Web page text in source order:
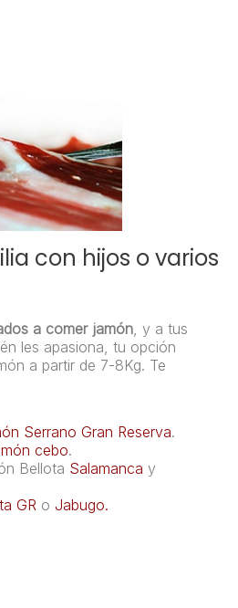
con hijos o varios
a comer jamón , y a tus
les apasiona, tu opción
a partir de 7-8Kg. Te
Serrano Gran Reserva.
cebo.
Bellota Salamanca y
GR o Jabugo.